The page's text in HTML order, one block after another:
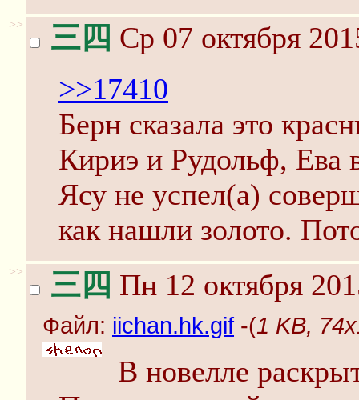
>> 三四 Ср 07 октября
>>17410
Берн сказала это
Кириэ и Рудольф, Ева
Ясу не успел(а)
как нашли золото.
>> 三四 Пн 12 октября
Файл: iichan.hk.gif -(1 KB,
В новелле